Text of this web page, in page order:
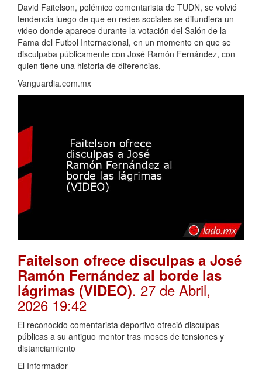
David Faitelson, polémico comentarista de TUDN, se volvió
tendencia luego de que en redes sociales se difundiera un
video donde aparece durante la votación del Salón de la
Fama del Futbol Internacional, en un momento en que se
disculpaba públicamente con José Ramón Fernández, con
quien tiene una historia de diferencias.
Vanguardia.com.mx
Faitelson ofrece disculpas a José
Ramón Fernández al borde las
lágrimas (VIDEO). 27 de Abril,
2026 19:42
El reconocido comentarista deportivo ofreció disculpas
públicas a su antiguo mentor tras meses de tensiones y
distanciamiento
El Informador